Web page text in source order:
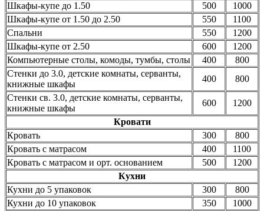
Шкафы-купе до 1.50
500
1000
Шкафы-купе от 1.50 до 2.50
550
1100
Спальни
550
1200
Шкафы-купе от 2.50
600
1200
Компьютерные столы, комоды, тумбы, столы
400
800
Стенки до 3.0, детские комнаты, серванты,
книжные шкафы
400
800
Стенки св. 3.0, детские комнаты, серванты,
книжные шкафы
600
1200
Кровати
Кровать
300
800
Кровать с матрасом
400
1100
Кровать с матрасом и орт. основанием
500
1200
Кухни
Кухни до 5 упаковок
300
800
Кухни до 10 упаковок
350
1000